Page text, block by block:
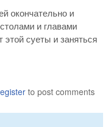
окончательно и
и главами
суеты и заняться
to post comments